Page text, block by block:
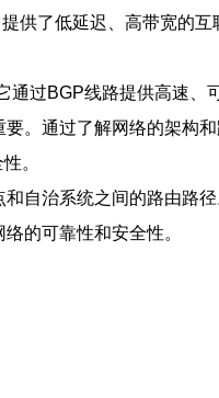
供了低延迟、高带宽的
过BGP线路提供高速、
。通过了解网络的架构
。
自治系统之间的路由路
的可靠性和安全性。